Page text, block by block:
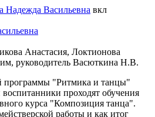
Надежда Васильевна вкл
Анастасия, Локтионова
руководитель Васюткина Н.В.
программы "Ритмика и танцы"
проходят обучения
курса "Композиция танца".
работы и как итог